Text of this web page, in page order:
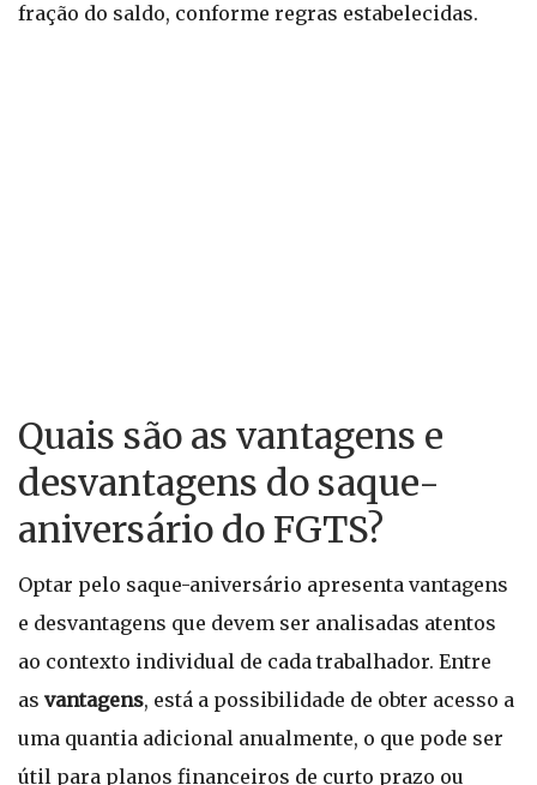
fração do saldo, conforme regras estabelecidas.
Quais são as vantagens e
desvantagens do saque-
aniversário do FGTS?
Optar pelo saque-aniversário apresenta vantagens
e desvantagens que devem ser analisadas atentos
ao contexto individual de cada trabalhador. Entre
as vantagens, está a possibilidade de obter acesso a
uma quantia adicional anualmente, o que pode ser
útil para planos financeiros de curto prazo ou